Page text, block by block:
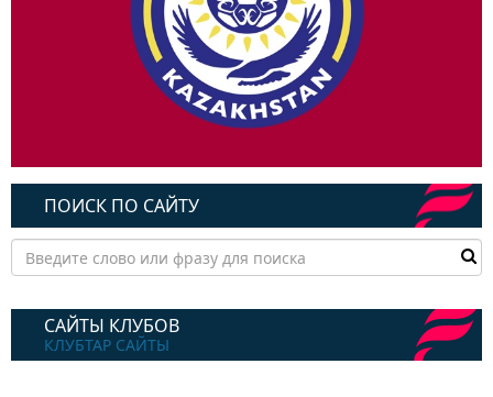
ПОИСК ПО САЙТУ
САЙТЫ КЛУБОВ
КЛУБТАР САЙТЫ